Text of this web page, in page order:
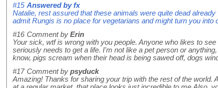
#15 Answered byfx
Natalie, rest assured that these animals were quite dead
admit Rungis is no place for vegetarians and might turn you into
#16 Comment by Erin
Your sick, wtf is wrong with you people. Anyone who likes to
seriously needs to get a life. I'm not like a pet person or
know, pigs scream when their head is being sawed off, dogs
#17 Comment by psyduck
Amazing! Thanks for sharing your trip with the rest of the world.